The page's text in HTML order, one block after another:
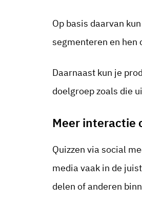
Op basis daarvan
segmenteren en hen
Daarnaast kun je
doelgroep zoals die
Meer interactie
Quizzen via social
media vaak in de
delen of anderen